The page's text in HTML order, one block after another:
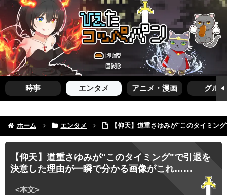
時事 エンタメ アニメ・漫画 グルメ
ホーム エンタメ 【仰天】道重さゆみが"このタイミ
【仰天】道重さゆみが"このタイミング"で引退を
決意した理由が一瞬で分かる画像がこれ……